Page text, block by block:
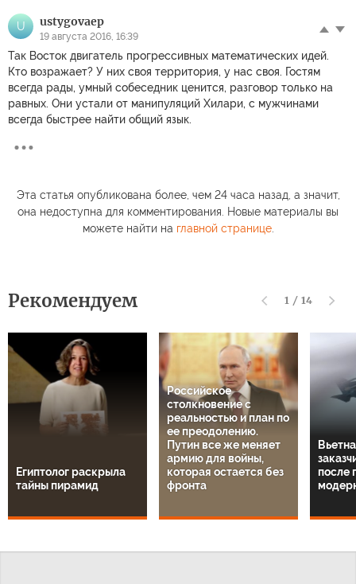
U ustygovaep
19 августа 2016, 16:39
Так Восток двигатель прогрессивных математических идей.
Кто возражает? У них своя территория, у нас своя. Гостям
всегда рады, умный собеседник ценится, разговор только на
равных. Они устали от манипуляций Хилари, с мужчинами
всегда быстрее найти общий язык.
Эта статья опубликована более, чем 24 часа назад, а значит,
она недоступна для комментирования. Новые материалы вы
можете найти на главной странице.
Рекомендуем 1 / 14
Египтолог раскрыла
тайны пирамид
Российское
столкновение с
реальностью и план по
ее преодолению.
Путин все же меняет
армию для войны,
которая остается без
фронта
после